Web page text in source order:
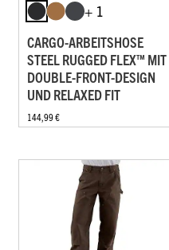
+ 1
CARGO-ARBEITSHOSE
STEEL RUGGED FLEX™ MIT
DOUBLE-FRONT-DESIGN
UND RELAXED FIT
144,99 €